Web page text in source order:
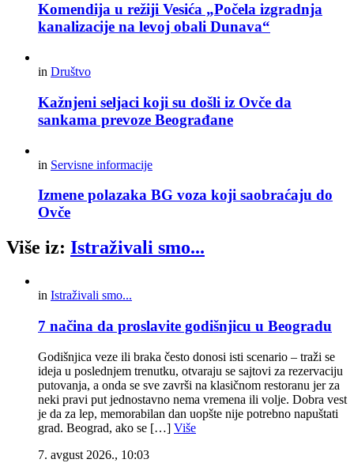
Komendija u režiji Vesića „Počela izgradnja
kanalizacije na levoj obali Dunava“
in Društvo
Kažnjeni seljaci koji su došli iz Ovče da
sankama prevoze Beograđane
in Servisne informacije
Izmene polazaka BG voza koji saobraćaju do
Ovče
Više iz: Istraživali smo...
in Istraživali smo...
7 načina da proslavite godišnjicu u Beogradu
Godišnjica veze ili braka često donosi isti scenario – traži se
ideja u poslednjem trenutku, otvaraju se sajtovi za rezervaciju
putovanja, a onda se sve završi na klasičnom restoranu jer za
neki pravi put jednostavno nema vremena ili volje. Dobra vest
je da za lep, memorabilan dan uopšte nije potrebno napuštati
grad. Beograd, ako se […] Više
7. avgust 2026., 10:03